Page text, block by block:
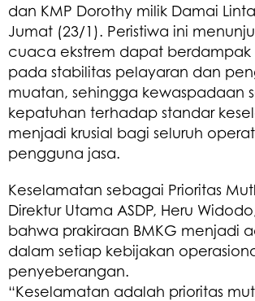
dan KMP Dorothy milik Damai
Jumat (23/1). Peristiwa ini
cuaca ekstrem dapat berdampak
pada stabilitas pelayaran dan
muatan, sehingga kewaspadaan
kepatuhan terhadap standar
menjadi krusial bagi seluruh
pengguna jasa.
Keselamatan sebagai Prioritas
Direktur Utama ASDP, Heru
bahwa prakiraan BMKG menjadi
dalam setiap kebijakan
penyeberangan.
“Keselamatan adalah prioritas